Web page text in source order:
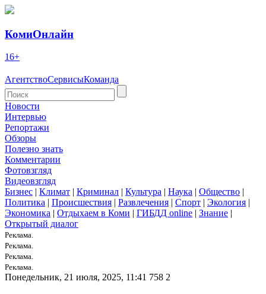
КомиОнлайн
16+
АгентствоСервисыКоманда
Новости
Интервью
Репортажи
Обзоры
Полезно знать
Комментарии
Фотовзгляд
Видеовзгляд
Бизнес | Климат | Криминал | Культура | Наука | Общество |
Политика | Происшествия | Развлечения | Спорт | Экология |
Экономика | Отдыхаем в Коми | ГИБДД online | Знание |
Открытый диалог
Реклама.
Реклама.
Реклама.
Реклама.
Понедельник, 21 июля, 2025, 11:41 758 2